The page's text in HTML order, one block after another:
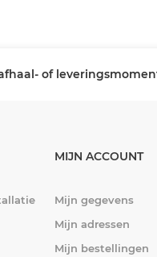
of
MIJN ACCOUNT
Mijn gegevens
Mijn adressen
Mijn bestellingen